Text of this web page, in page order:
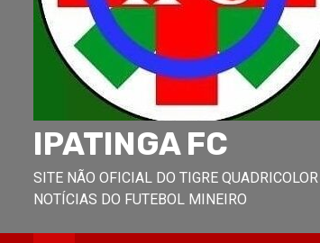
IPATINGA FC
SITE NÃO OFICIAL DO TIGRE
NOTÍCIAS DO FUTEBOL MINEIRO